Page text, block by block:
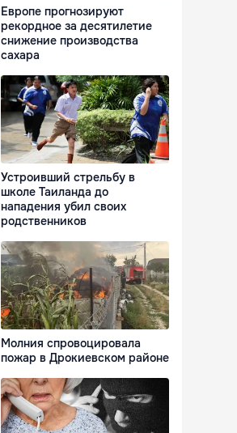
Европе прогнозируют
рекордное за десятилетие
снижение производства
сахара
Устроивший стрельбу в
школе Таиланда до
нападения убил своих
родственников
Молния спровоцировала
пожар в Дрокиевском районе